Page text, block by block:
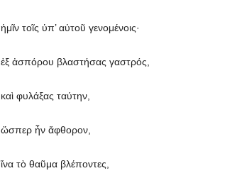
ἡμῖν τοῖς ὑπ’ αὐτοῦ γενομένοις·
ἐξ ἀσπόρου βλαστήσας γαστρός,
καὶ φυλάξας ταύτην,
ὥσπερ ἦν ἄφθορον,
ἵνα τὸ θαῦμα βλέποντες,